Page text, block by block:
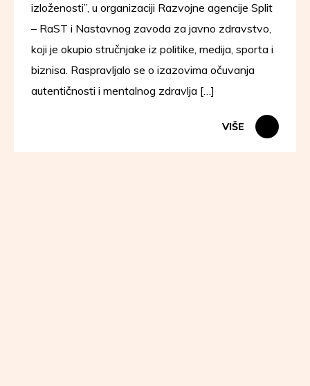
izloženosti”, u organizaciji Razvojne agencije Split
– RaST i Nastavnog zavoda za javno zdravstvo,
koji je okupio stručnjake iz politike, medija, sporta i
biznisa. Raspravljalo se o izazovima očuvanja
autentičnosti i mentalnog zdravlja […]
VIŠE